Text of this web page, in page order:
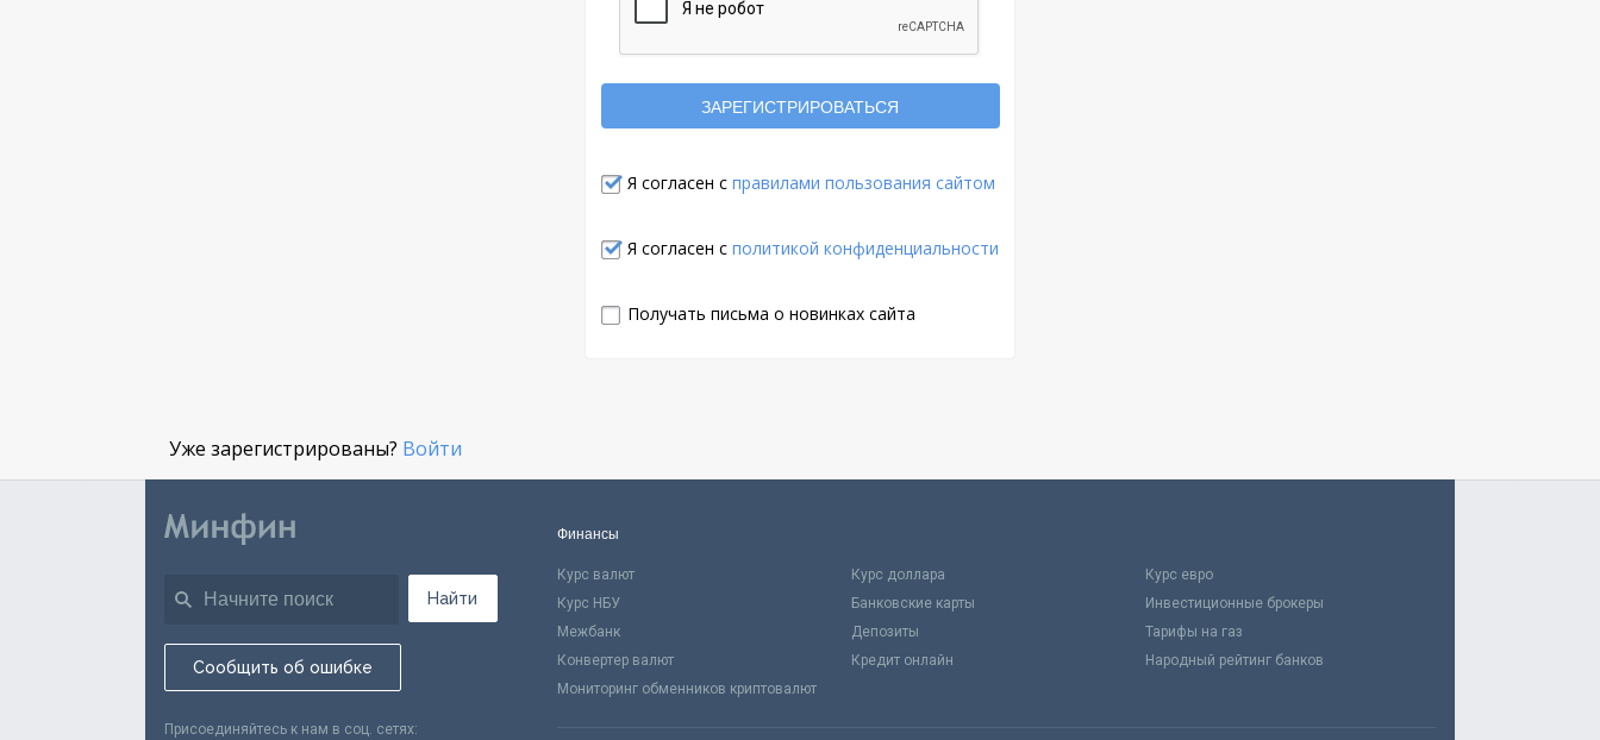
Я согласен с правилами пользования сайтом
Я согласен с политикой конфиденциальности
Получать письма о новинках сайта
Уже зарегистрированы? Войти
Найти
Сообщить об ошибке
Присоединяйтесь к нам в соц. сетях:
Финансы
Курс валют Курс доллара
Курс евро
Курс НБУ
Банковские карты
Инвестиционные брокеры
Межбанк
Депозиты
Тарифы на газ
Конвертер валют
Кредит онлайн
Народный рейтинг банков
Мониторинг обменников криптовалют